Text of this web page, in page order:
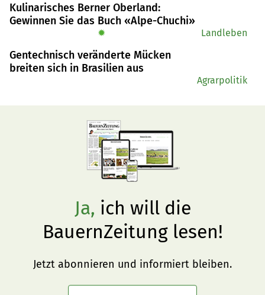
Kulinarisches Berner Oberland:
Gewinnen Sie das Buch «Alpe-Chuchi»
✹ Landleben
Gentechnisch veränderte Mücken
breiten sich in Brasilien aus
Agrarpolitik
Ja, ich will die
BauernZeitung lesen!
Jetzt abonnieren und informiert bleiben.